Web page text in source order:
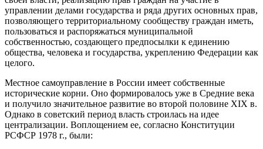
управлении делами государства и ряда других основных прав,
позволяющего территориальному сообществу граждан иметь,
пользоваться и распоряжаться муниципальной
собственностью, создающего предпосылки к единению
общества, человека и государства, укреплению Федерации как
целого.
Местное самоуправление в России имеет собственные
исторические корни. Оно формировалось уже в Средние века
и получило значительное развитие во второй половине XIX в.
Однако в советский период власть строилась на идее
централизации. Воплощением ее, согласно Конституции
РСФСР 1978 г., были: